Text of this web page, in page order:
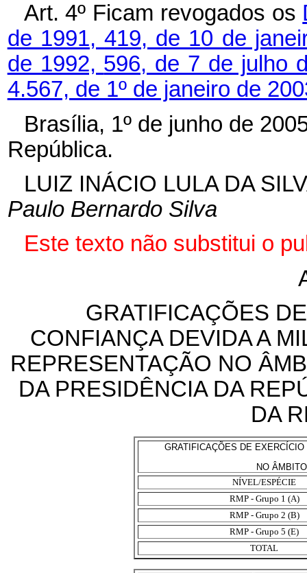
Art. 4º Ficam revogados os
de 1991,419, de 10 de
de 1992, 596, de 7 de julho
4.567, de 1º de janeiro de
Brasília, 1º de junho de
República.
LUIZ INÁCIO LULA DA
Paulo Bernardo Silva
Este texto não substitui o
GRATIFICAÇÕES
CONFIANÇA DEVIDA A
REPRESENTAÇÃO NO
DA PRESIDÊNCIA DA
DA
GRATIFICAÇÕES DE
NO
NÍVEL/ESPÉCIE
RMP - Grupo 1 (A)
RMP - Grupo 2 (B)
RMP - Grupo 5 (E)
TOTAL